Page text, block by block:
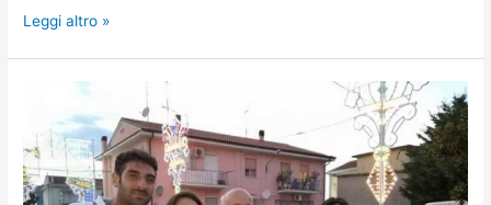
Leggi altro »